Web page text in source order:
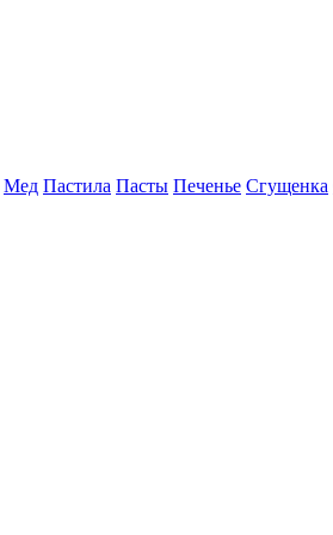
Мед Пастила Пасты Печенье Сгущенка